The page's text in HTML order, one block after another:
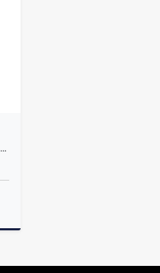
SE VENDE CASA EN PRADO CENTRO, MEDELLÍN.